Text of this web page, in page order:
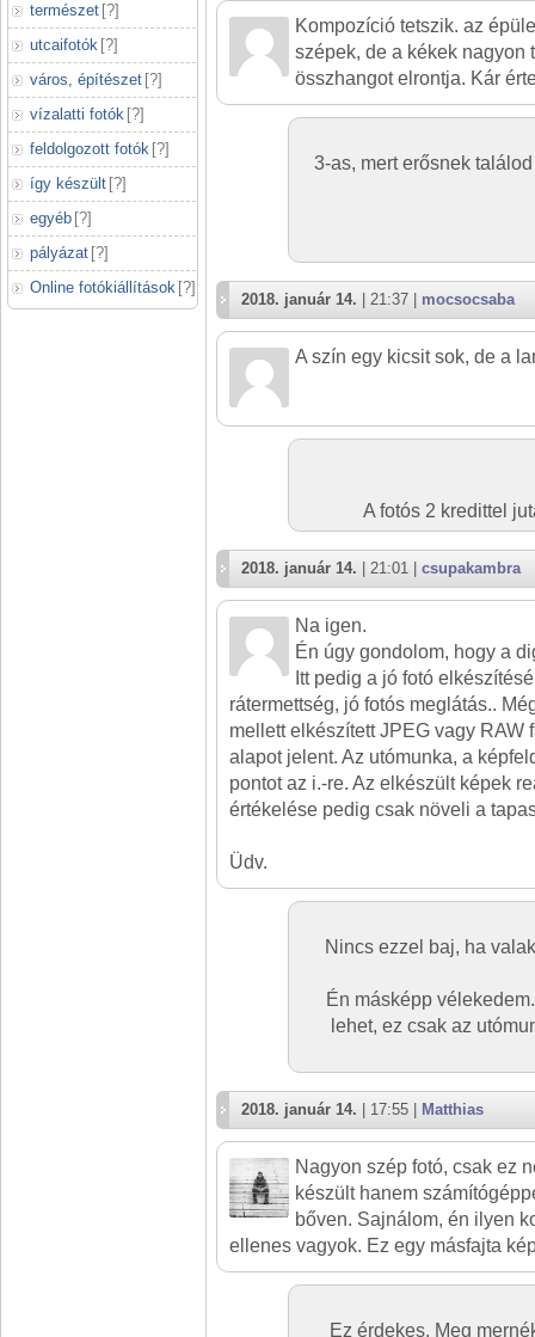
természet [?]
utcaifotók [?]
város, építészet [?]
vízalatti fotók [?]
feldolgozott fotók [?]
így készült [?]
egyéb [?]
pályázat [?]
Online fotókiállítások [?]
Kompozíció tetszik. az
szépek, de a kékek nagyon
összhangot elrontja. Kár
3-as, mert erősnek
2018. január 14. | 21:37 | mocsocsaba
A szín egy kicsit sok, de a
A fotós 2 kredittel
2018. január 14. | 21:01 | csupakambra
Na igen.
Én úgy gondolom, hogy a
Itt pedig a jó fotó
rátermettség, jó fotós meglátás..
mellett elkészített JPEG vagy RAW
alapot jelent. Az utómunka, a
pontot az i.-re. Az elkészült képek
értékelése pedig csak növeli a
Üdv.
Nincs ezzel baj, ha
Én másképp
lehet, ez csak az
2018. január 14. | 17:55 | Matthias
Nagyon szép fotó, csak ez
készült hanem
bőven. Sajnálom, én ilyen
ellenes vagyok. Ez egy másfajta
Ez érdekes. Meg